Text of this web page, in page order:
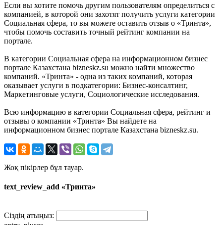
Если вы хотите помочь другим пользователям определиться с
компанией, в которой они захотят получить услуги категории
Социальная сфера, то вы можете оставить отзыв о «Тринта»,
чтобы помочь составить точный рейтинг компании на
портале.
В категории Социальная сфера на информационном бизнес
портале Казахстана bizneskz.su можно найти множество
компаний. «Тринта» - одна из таких компаний, которая
оказывает услуги в подкатегории: Бизнес-консалтинг,
Маркетинговые услуги, Социологические исследования.
Всю информацию в категории Социальная сфера, рейтинг и
отзывы о компании «Тринта» Вы найдете на
информационном бизнес портале Казахстана bizneskz.su.
Жоқ пікірлер бұл тауар.
text_review_add «Тринта»
Сіздің атыңыз: